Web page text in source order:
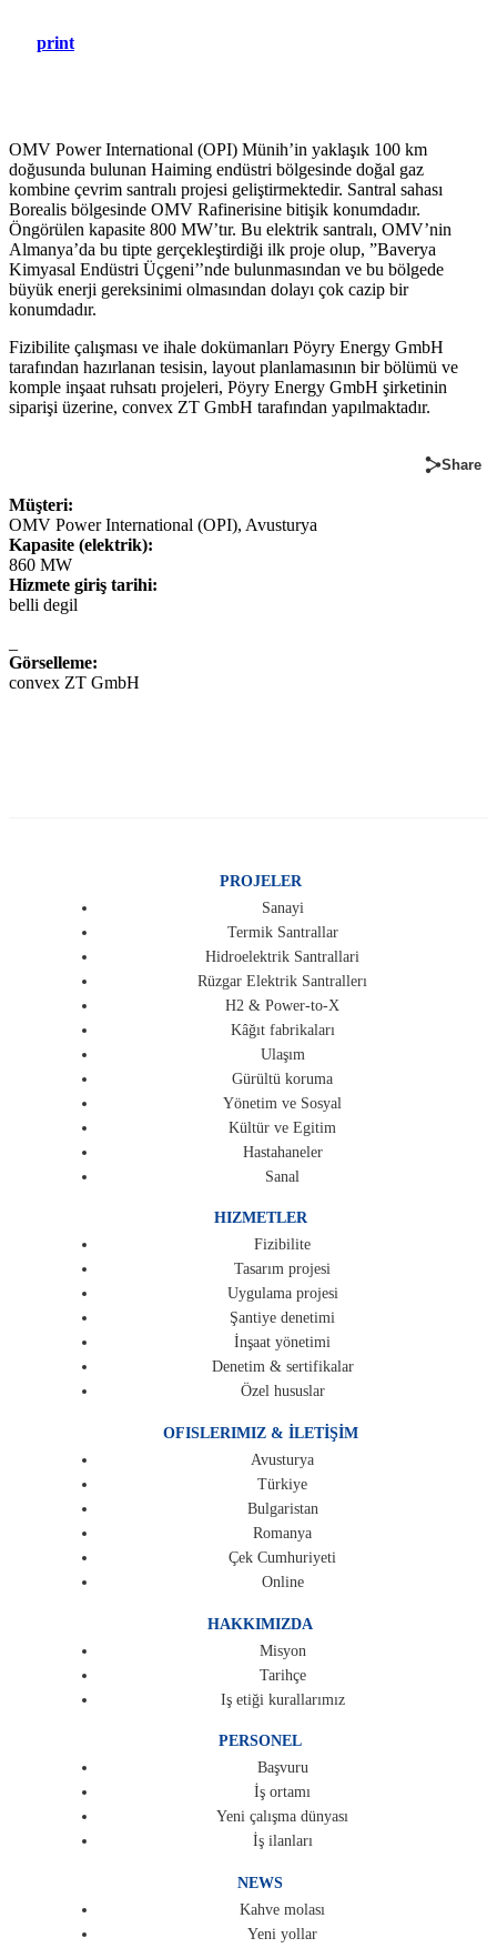
print
OMV Power International (OPI) Münih’in yaklaşık 100 km
doğusunda bulunan Haiming endüstri bölgesinde doğal gaz
kombine çevrim santralı projesi geliştirmektedir. Santral sahası
Borealis bölgesinde OMV Rafinerisine bitişik konumdadır.
Öngörülen kapasite 800 MW’tır. Bu elektrik santralı, OMV’nin
Almanya’da bu tipte gerçekleştirdiği ilk proje olup, ”Baverya
Kimyasal Endüstri Üçgeni’’nde bulunmasından ve bu bölgede
büyük enerji gereksinimi olmasından dolayı çok cazip bir
konumdadır.
Fizibilite çalışması ve ihale dokümanları Pöyry Energy GmbH
tarafından hazırlanan tesisin, layout planlamasının bir bölümü ve
komple inşaat ruhsatı projeleri, Pöyry Energy GmbH şirketinin
siparişi üzerine, convex ZT GmbH tarafından yapılmaktadır.
Share
Müşteri:
OMV Power International (OPI), Avusturya
Kapasite (elektrik):
860 MW
Hizmete giriş tarihi:
belli degil
Görselleme:
convex ZT GmbH
PROJELER
Sanayi
Termik Santrallar
Hidroelektrik Santrallari
Rüzgar Elektrik Santrallerı
H2 & Power-to-X
Kâğıt fabrikaları
Ulaşım
Gürültü koruma
Yönetim ve Sosyal
Kültür ve Egitim
Hastahaneler
Sanal
HIZMETLER
Fizibilite
Tasarım projesi
Uygulama projesi
Şantiye denetimi
İnşaat yönetimi
Denetim & sertifikalar
Özel hususlar
OFISLERIMIZ & İLETİŞİM
Avusturya
Türkiye
Bulgaristan
Romanya
Çek Cumhuriyeti
Online
HAKKIMIZDA
Misyon
Tarihçe
Iş etiği kurallarımız
PERSONEL
Başvuru
İş ortamı
Yeni çalışma dünyası
İş ilanları
NEWS
Kahve molası
Yeni yollar